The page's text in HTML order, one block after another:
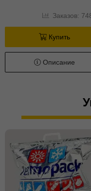
Заказов:
Купить
Описание